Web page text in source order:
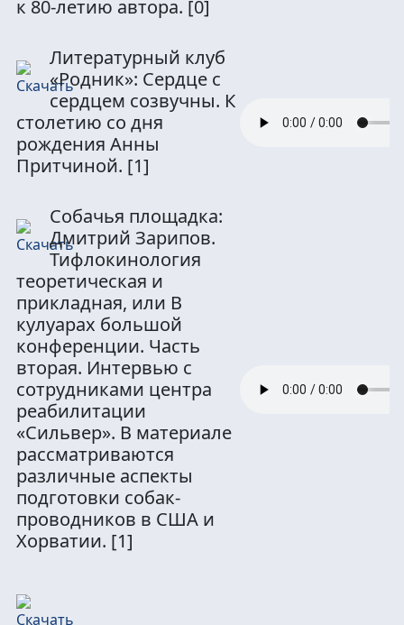
к 80-летию автора. [0]
Литературный клуб
«Родник»: Сердце с
сердцем созвучны. К
столетию со дня
рождения Анны
Притчиной. [1]
Собачья площадка:
Дмитрий Зарипов.
Тифлокинология
теоретическая и
прикладная, или В
кулуарах большой
конференции. Часть
вторая. Интервью с
сотрудниками центра
реабилитации
«Сильвер». В материале
рассматриваются
различные аспекты
подготовки собак-
проводников в США и
Хорватии. [1]